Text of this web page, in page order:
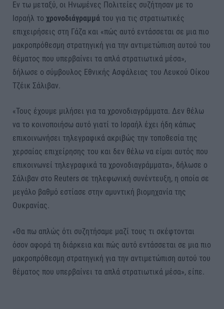
Εν τω μεταξύ, οι Ηνωμένες Πολιτείες συζήτησαν με το
Ισραήλ το χρονοδιάγραμμά του για τις στρατιωτικές
επιχειρήσεις στη Γάζα και «πώς αυτό εντάσσεται σε μια πιο
μακροπρόθεσμη στρατηγική για την αντιμετώπιση αυτού του
θέματος που υπερβαίνει τα απλά στρατιωτικά μέσα»,
δήλωσε ο σύμβουλος Εθνικής Ασφάλειας του Λευκού Οίκου
Τζέικ Σάλιβαν.
«Τους έχουμε μιλήσει για τα χρονοδιαγράμματα. Δεν θέλω
να το κοινοποιήσω αυτό γιατί το Ισραήλ έχει ήδη κάπως
επικοινωνήσει τηλεγραφικά ακριβώς την τοποθεσία της
χερσαίας επιχείρησης του και δεν θέλω να είμαι αυτός που
επικοινωνεί τηλεγραφικά τα χρονοδιαγράμματα», δήλωσε ο
Σάλιβαν στο Reuters σε τηλεφωνική συνέντευξη, η οποία σε
μεγάλο βαθμό εστίασε στην αμυντική βιομηχανία της
Ουκρανίας.
«Θα πω απλώς ότι συζητήσαμε μαζί τους τι σκέφτονται
όσον αφορά τη διάρκεια και πώς αυτό εντάσσεται σε μια πιο
μακροπρόθεσμη στρατηγική για την αντιμετώπιση αυτού του
θέματος που υπερβαίνει τα απλά στρατιωτικά μέσα», είπε.